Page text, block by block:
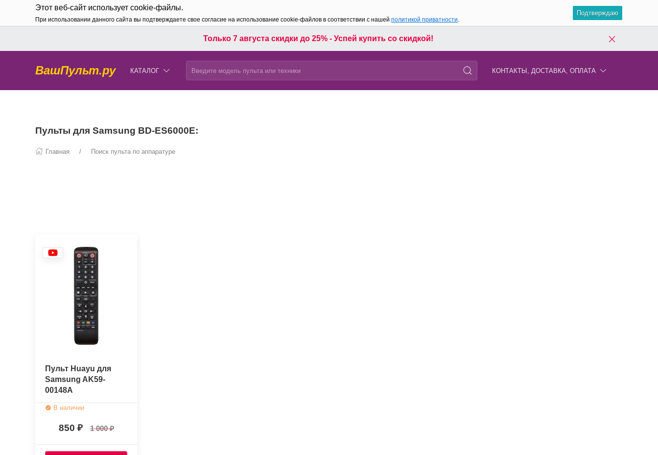
Этот веб-сайт использует cookie-файлы.
При использовании данного сайта вы подтверждаете свое согласие на использование cookie-файлов в соответствии с нашей политикой приватности.
Подтверждаю
Только 7 августа скидки до 25% - Успей купить со скидкой!
ВашПульт.ру КАТАЛОГ КОНТАКТЫ, ДОСТАВКА, ОПЛАТА
Пульты для Samsung BD-ES6000E:
Главная Поиск пульта по аппаратуре
Пульт Huayu для
Samsung AK59-
00148A
В наличии
850 1 000